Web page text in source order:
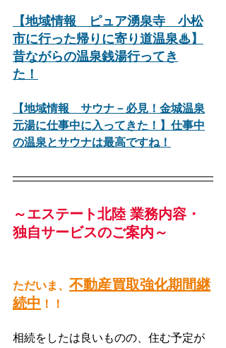
【地域情報　ピュア湧泉寺　小松
市に行った帰りに寄り道温泉♨】
昔ながらの温泉銭湯行ってき
た！
【地域情報　サウナ－必見！金城温泉
元湯に仕事中に入ってきた！】仕事中
の温泉とサウナは最高ですね！
～エステート北陸 業務内容・
独自サービスのご案内～
ただいま、 不動産買取強化期間継
続中 ！！
相続をしたは良いものの、住む予定が